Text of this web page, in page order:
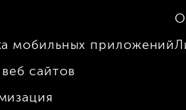
мобильных приложений
сайтов
О